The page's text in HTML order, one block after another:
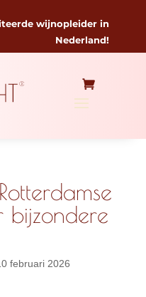
wijnopleider in
Nederland!
bijzondere
februari 2026